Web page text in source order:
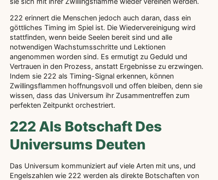
222 erinnert die Menschen jedoch auch daran, dass ein
göttliches Timing im Spiel ist. Die Wiedervereinigung wird
stattfinden, wenn beide Seelen bereit sind und alle
notwendigen Wachstumsschritte und Lektionen
angenommen worden sind. Es ermutigt zu Geduld und
Vertrauen in den Prozess, anstatt Ergebnisse zu erzwingen.
Indem sie 222 als Timing-Signal erkennen, können
Zwillingsflammen hoffnungsvoll und offen bleiben, denn sie
wissen, dass das Universum ihr Zusammentreffen zum
perfekten Zeitpunkt orchestriert.
222 Als Botschaft Des
Universums Deuten
Das Universum kommuniziert auf viele Arten mit uns, und
Engelszahlen wie 222 werden als direkte Botschaften von